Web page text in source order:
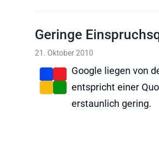
Geringe
21. Oktober 2010
Google liegen von
entspricht einer
erstaunlich gering.